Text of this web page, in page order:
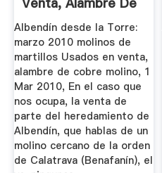
Cobre Molino
Albendín desde la Torre:
marzo 2010 molinos de
martillos Usados en venta,
alambre de cobre molino, 1
Mar 2010, En el caso que
nos ocupa, la venta de
parte del heredamiento de
Albendín, que hablas de un
molino cercano de la orden
de Calatrava (Benafanín), el